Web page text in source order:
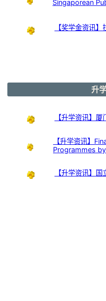
Singaporean
【奖学金资讯
升
【升学资讯】
【升学资讯】
Programmes
【升学资讯】